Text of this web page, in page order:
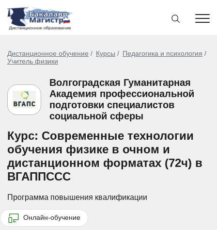
Дистанционное обучение Курсы
Педагогика и психология
Учитель физики
Волгоградская Гуманитарная
Академия профессиональной
подготовки специалистов
социальной сферы
Курс: Современные технологии
обучения физике в очном и
дистанционном форматах (72ч) в
ВГАППССС
Программа повышения квалификации
Онлайн-обучение